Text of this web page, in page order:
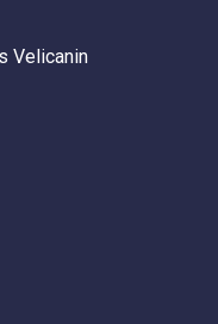
Velicanin